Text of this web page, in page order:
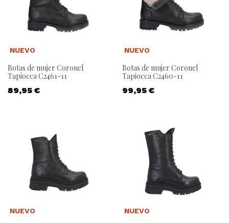
Botas de mujer Coronel
Tapiocca C2461-11
Precio
89,95 €
NUEVO
Botas de mujer Coronel
Tapiocca C2460-11
Precio
99,95 €
NUEVO
NUEVO NUEVO